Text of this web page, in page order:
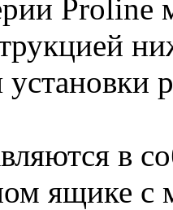
Proline
в
ящике с